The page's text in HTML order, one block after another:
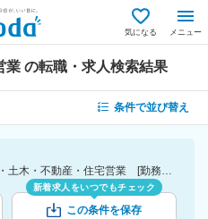
気になる メニュー
業 の転職・求人検索結果
条件で並び替え
[職種]建設・不動産法人営業-建設・土木・不動産・住宅営業 [勤務地]東京都
新着求人をいつでもチェック
この条件を保存